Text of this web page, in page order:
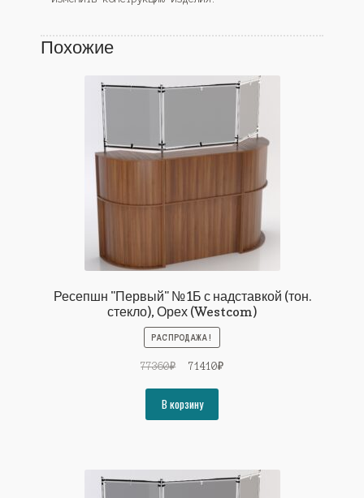
Похожие
Ресепшн "Первый" №1Б с надставкой (тон.
стекло), Орех (Westcom)
РАСПРОДАЖА!
77360₽
Первоначальная
составляла
77360₽.
71410₽Текущая
В корзину